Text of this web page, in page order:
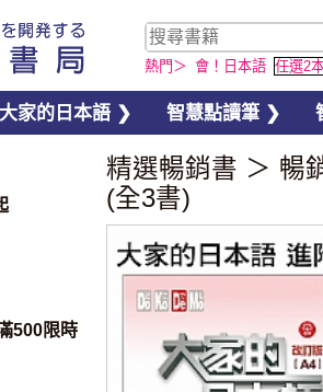
熱門＞ 會！日本語 任選2
大家的日本語 ❯ 智慧點讀筆 ❯
500限時
精選暢銷書 ＞ 暢
(全3書)